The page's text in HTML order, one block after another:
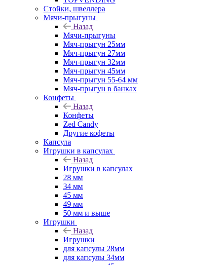
Стойки, швеллера
Мячи-прыгуны
Назад
Мячи-прыгуны
Мяч-прыгун 25мм
Мяч-прыгун 27мм
Мяч-прыгун 32мм
Мяч-прыгун 45мм
Мяч-прыгун 55-64 мм
Мяч-прыгун в банках
Конфеты
Назад
Конфеты
Zed Candy
Другие кофеты
Капсула
Игрушки в капсулах
Назад
Игрушки в капсулах
28 мм
34 мм
45 мм
49 мм
50 мм и выше
Игрушки
Назад
Игрушки
для капсулы 28мм
для капсулы 34мм